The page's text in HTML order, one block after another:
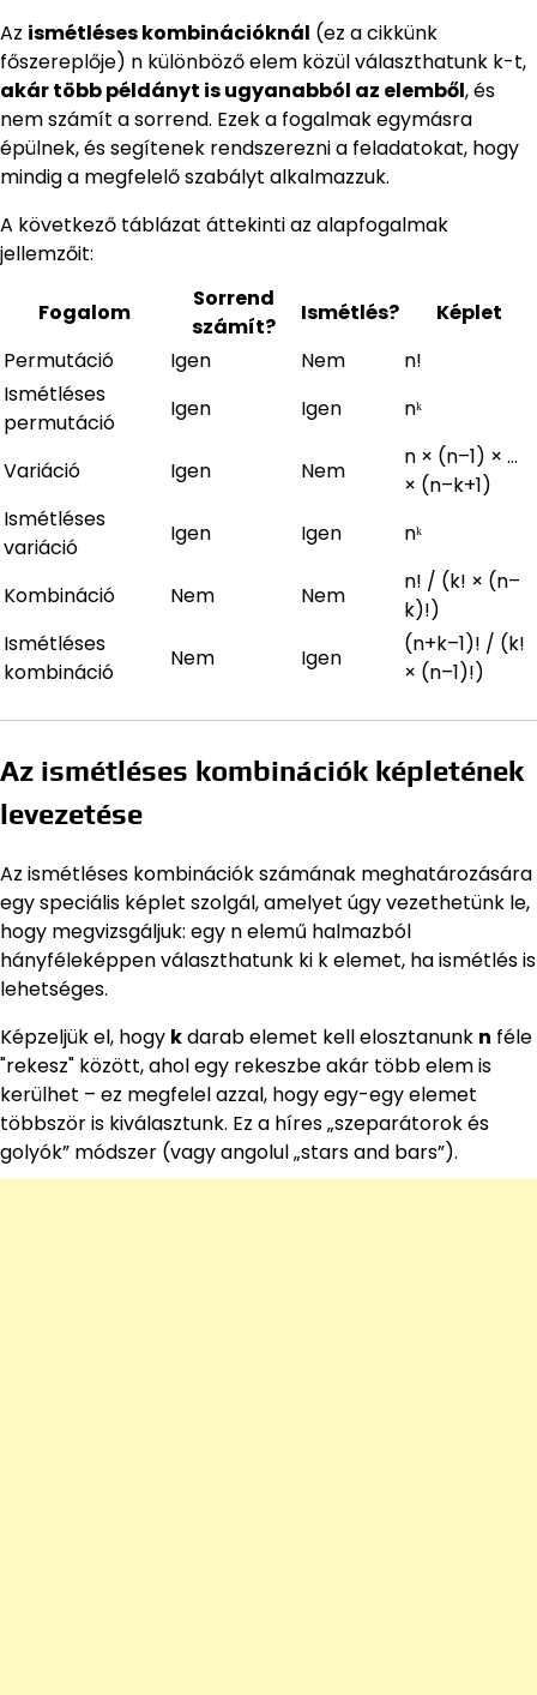
Az ismétléses kombinációknál (ez a cikkünk
főszereplője) n különböző elem közül választhatunk k-t,
akár több példányt is ugyanabból az elemből, és
nem számít a sorrend. Ezek a fogalmak egymásra
épülnek, és segítenek rendszerezni a feladatokat, hogy
mindig a megfelelő szabályt alkalmazzuk.
A következő táblázat áttekinti az alapfogalmak
jellemzőit:
Fogalom
Sorrend
számít?
Ismétlés?
Képlet
Permutáció
Igen Nem
n!
Ismétléses
permutáció
Igen Igen nᵏ
Variáció Igen Nem
n × (n–1) × …
× (n–k+1)
Ismétléses
variáció
Igen Igen nᵏ
Kombináció Nem Nem
n! / (k! × (n–
k)!)
Ismétléses
kombináció
Nem Igen
(n+k–1)! / (k!
× (n–1)!)
Az ismétléses kombinációk képletének
levezetése
Az ismétléses kombinációk számának meghatározására
egy speciális képlet szolgál, amelyet úgy vezethetünk le,
hogy megvizsgáljuk: egy n elemű halmazból
hányféleképpen választhatunk ki k elemet, ha ismétlés is
lehetséges.
Képzeljük el, hogy kdarab elemet kell elosztanunk n féle
"rekesz" között, ahol egy rekeszbe akár több elem is
kerülhet – ez megfelel azzal, hogy egy-egy elemet
többször is kiválasztunk. Ez a híres „szeparátorok és
golyók” módszer (vagy angolul „stars and bars”).